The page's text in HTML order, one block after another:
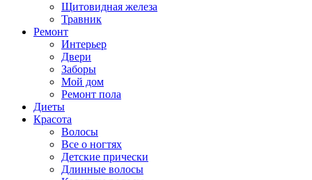
Щитовидная железа
Травник
Ремонт
Интерьер
Двери
Заборы
Мой дом
Ремонт пола
Диеты
Красота
Волосы
Все о ногтях
Детские прически
Длинные волосы